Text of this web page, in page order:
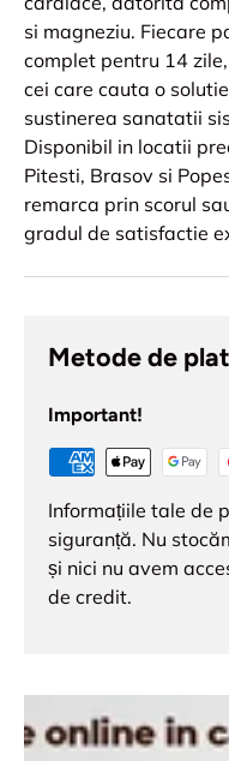
si magneziu. Fiecare
complet pentru 14
cei care cauta o
sustinerea sanatatii
Disponibil in locatii
Pitesti, Brasov si
remarca prin scorul
gradul de satisfactie
Metode de
Important!
Informațiile tale de
siguranță. Nu
și nici nu avem
de credit.